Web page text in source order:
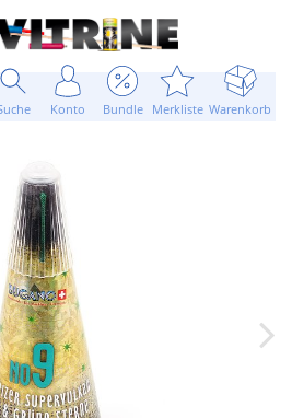
Konto Bundle Merkliste Warenkorb